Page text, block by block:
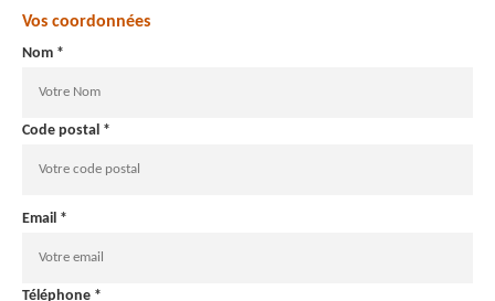
Vos coordonnées
Nom *
Code postal *
Email *
Téléphone *